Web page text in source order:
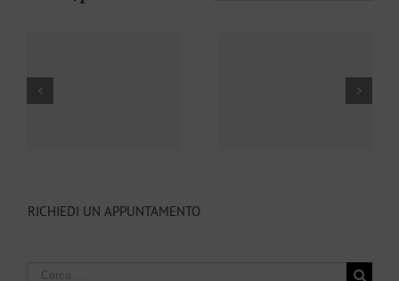
Plantari
RICHIEDI UN APPUNTAMENTO
Ricerca